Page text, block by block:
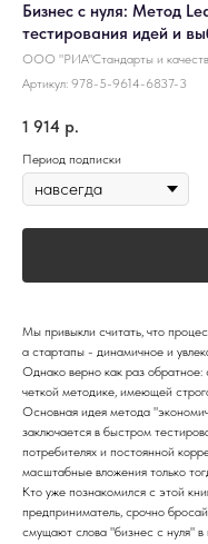
Бизнес с нуля: Метод
тестирования идей и
ООО "РИА"Стандарты и
Артикул: 978-5-9614-6837-3
1 914 р.
Период подписки
Мы привыкли считать, что
а стартапы - динамичное и
Однако верно как раз
четкой методике, имеющей
Основная идея метода
заключается в быстром
потребителях и постоянной
масштабные вложения только
Кто уже познакомился с этой
предприниматель, срочно
смущают слова "бизнес с нуля"